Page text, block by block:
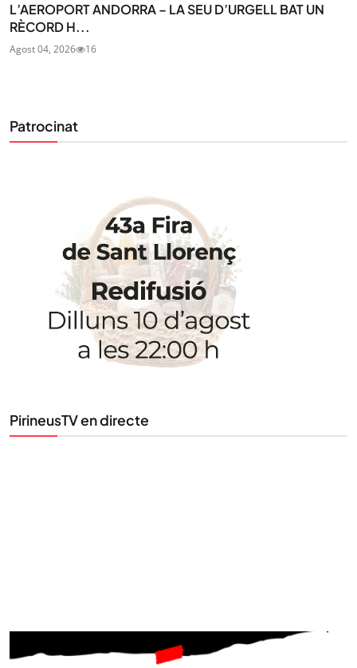
L’AEROPORT ANDORRA – LA SEU D’URGELL BAT UN
RÈCORD H...
Agost 04, 2026 16
Patrocinat
PirineusTV en directe
STAY UPDATED
Uneix-te al nostre butlletí
Tota l’actualitat, seleccionada i enviada directament
al teu correu. Subscriu-te al nostre butlletí i segueix
la informació que importa.
SUBSCRIU-TE